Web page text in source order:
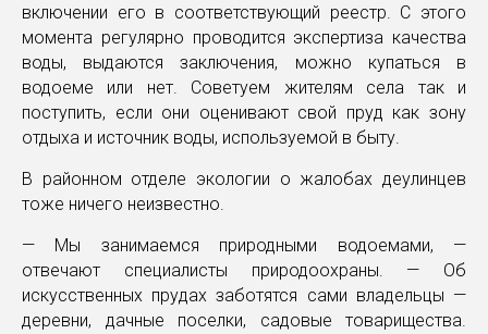
включении его в соответствующий реестр. С этого
момента регулярно проводится экспертиза качества
воды, выдаются заключения, можно купаться в
водоеме или нет. Советуем жителям села так и
поступить, если они оценивают свой пруд как зону
отдыха и источник воды, используемой в быту.
В районном отделе экологии о жалобах деулинцев
тоже ничего неизвестно.
— Мы занимаемся природными водоемами, —
отвечают специалисты природоохраны. — Об
искусственных прудах заботятся сами владельцы —
деревни, дачные поселки, садовые товарищества.